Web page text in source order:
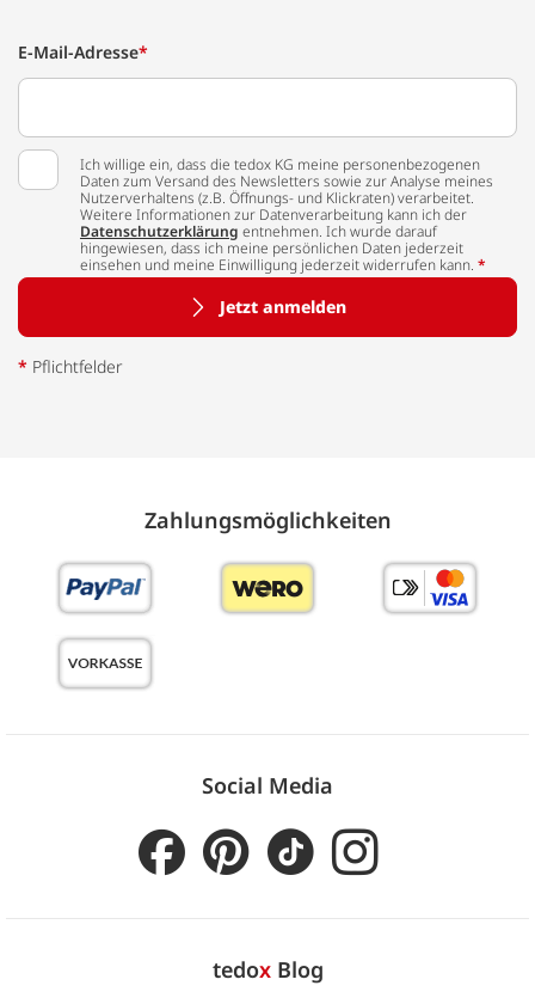
E-Mail-Adresse*
Ich willige ein, dass die tedox KG meine personenbezogenen
Daten zum Versand des Newsletters sowie zur Analyse meines
Nutzerverhaltens (z.B. Öffnungs- und Klickraten) verarbeitet.
Weitere Informationen zur Datenverarbeitung kann ich der
Datenschutzerklärung entnehmen. Ich wurde darauf
hingewiesen, dass ich meine persönlichen Daten jederzeit
einsehen und meine Einwilligung jederzeit widerrufen kann. *
Jetzt anmelden
* Pflichtfelder
Zahlungs­möglich­keiten
Social Media
tedoxBlog